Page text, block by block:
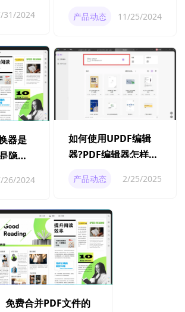
31/2024 产品动态 11/25/2024
器是
隐藏
26/2024
如何使用UPDF编辑
器?PDF编辑器怎样进
产品动态 2/25/2025
免费合并PDF文件的